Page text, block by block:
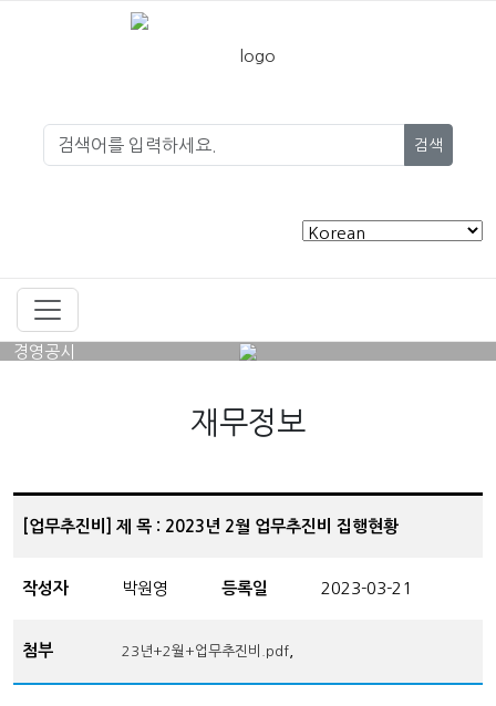
검색
경영공시
재무정보
[업무추진비] 제 목 : 2023년 2월 업무추진비 집행현황
작성자 박원영 등록일 2023-03-21
첨부 23년+2월+업무추진비.pdf